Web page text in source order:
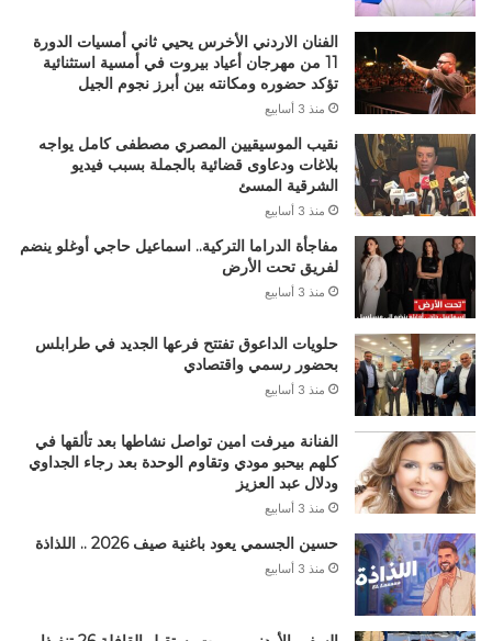
الفنان الاردني الأخرس يحيي ثاني أمسيات الدورة
11 من مهرجان أعياد بيروت في أمسية استثنائية
تؤكد حضوره ومكانته بين أبرز نجوم الجيل
منذ 3 أسابيع
نقيب الموسيقيين المصري مصطفى كامل يواجه
بلاغات ودعاوى قضائية بالجملة بسبب فيديو
الشرقية المسئ
منذ 3 أسابيع
مفاجأة الدراما التركية.. اسماعيل حاجي أوغلو ينضم
لفريق تحت الأرض
منذ 3 أسابيع
حلويات الداعوق تفتتح فرعها الجديد في طرابلس
بحضور رسمي واقتصادي
منذ 3 أسابيع
الفنانة ميرفت امين تواصل نشاطها بعد تألقها في
كلهم بيحبو مودي وتقاوم الوحدة بعد رجاء الجداوي
ودلال عبد العزيز
منذ 3 أسابيع
حسين الجسمي يعود باغنية صيف 2026 .. اللذاذة
منذ 3 أسابيع